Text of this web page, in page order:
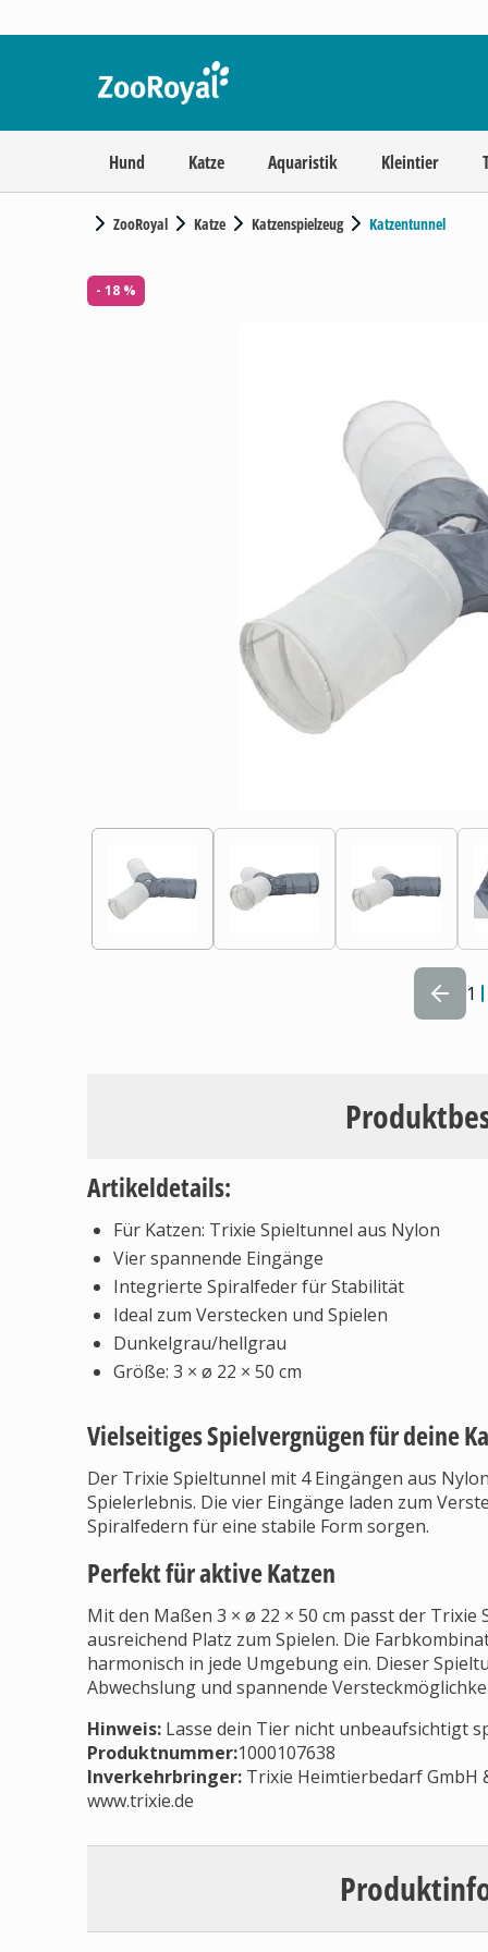
Hund Katze Aquaristik Kleintier
ZooRoyal Katze Katzenspielzeug Katzentunnel
- 18 %
1
Artikeldetails:
Für Katzen: Trixie Spieltunnel aus Nylon
Vier spannende Eingänge
Integrierte Spiralfeder für Stabilität
Ideal zum Verstecken und Spielen
Dunkelgrau/hellgrau
Größe: 3 × ø 22 × 50 cm
Vielseitiges Spielvergnügen für deine
Der Trixie Spieltunnel mit 4 Eingängen aus
Spielerlebnis. Die vier Eingänge laden zum
Spiralfedern für eine stabile Form sorgen.
Perfekt für aktive Katzen
Mit den Maßen 3 × ø 22 × 50 cm passt der
ausreichend Platz zum Spielen. Die
harmonisch in jede Umgebung ein. Dieser
Abwechslung und spannende
Hinweis: Lasse dein Tier nicht unbeaufsichtigt
Produktnummer:1000107638
Inverkehrbringer: Trixie Heimtierbedarf GmbH
www.trixie.de